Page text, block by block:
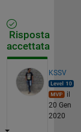
Risposta
accettata
KSSV
il
20 Gen
2020